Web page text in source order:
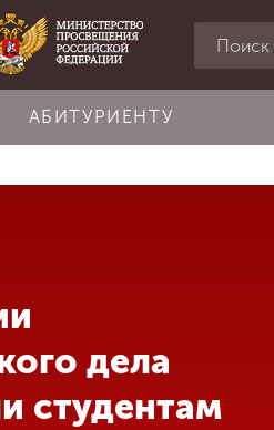
АБИТУРИЕНТУ
дела
студентам